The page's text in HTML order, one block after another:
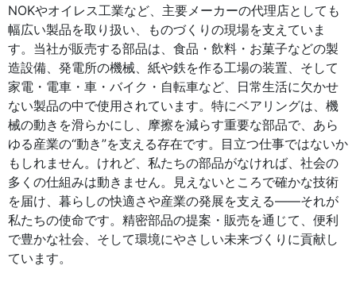
NOKやオイレス工業など、主要メーカーの代理店としても
幅広い製品を取り扱い、ものづくりの現場を支えていま
す。当社が販売する部品は、食品・飲料・お菓子などの製
造設備、発電所の機械、紙や鉄を作る工場の装置、そして
家電・電車・車・バイク・自転車など、日常生活に欠かせ
ない製品の中で使用されています。特にベアリングは、機
械の動きを滑らかにし、摩擦を減らす重要な部品で、あら
ゆる産業の“動き”を支える存在です。目立つ仕事ではないか
もしれません。けれど、私たちの部品がなければ、社会の
多くの仕組みは動きません。見えないところで確かな技術
を届け、暮らしの快適さや産業の発展を支える――それが
私たちの使命です。精密部品の提案・販売を通じて、便利
で豊かな社会、そして環境にやさしい未来づくりに貢献し
ています。